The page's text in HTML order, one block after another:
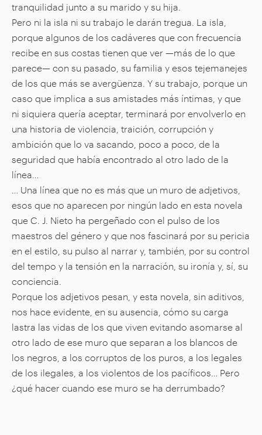
tranquilidad junto a su marido y su hija.
Pero ni la isla ni su trabajo le darán tregua. La isla,
porque algunos de los cadáveres que con frecuencia
recibe en sus costas tienen que ver —más de lo que
parece— con su pasado, su familia y esos tejemanejes
de los que más se avergüenza. Y su trabajo, porque un
caso que implica a sus amistades más íntimas, y que
ni siquiera quería aceptar, terminará por envolverlo en
una historia de violencia, traición, corrupción y
ambición que lo va sacando, poco a poco, de la
seguridad que había encontrado al otro lado de la
línea…
… Una línea que no es más que un muro de adjetivos,
esos que no aparecen por ningún lado en esta novela
que C. J. Nieto ha pergeñado con el pulso de los
maestros del género y que nos fascinará por su pericia
en el estilo, su pulso al narrar y, también, por su control
del tempo y la tensión en la narración, su ironía y, sí, su
conciencia.
Porque los adjetivos pesan, y esta novela, sin aditivos,
nos hace evidente, en su ausencia, cómo su carga
lastra las vidas de los que viven evitando asomarse al
otro lado de ese muro que separan a los blancos de
los negros, a los corruptos de los puros, a los legales
de los ilegales, a los violentos de los pacíficos… Pero
¿qué hacer cuando ese muro se ha derrumbado?